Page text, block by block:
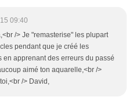
09:40
/> Je "remasterise" les plupart
pendant que je créé les
en apprenant des erreurs du passé
aimé ton aquarelle,<br />
/> David,